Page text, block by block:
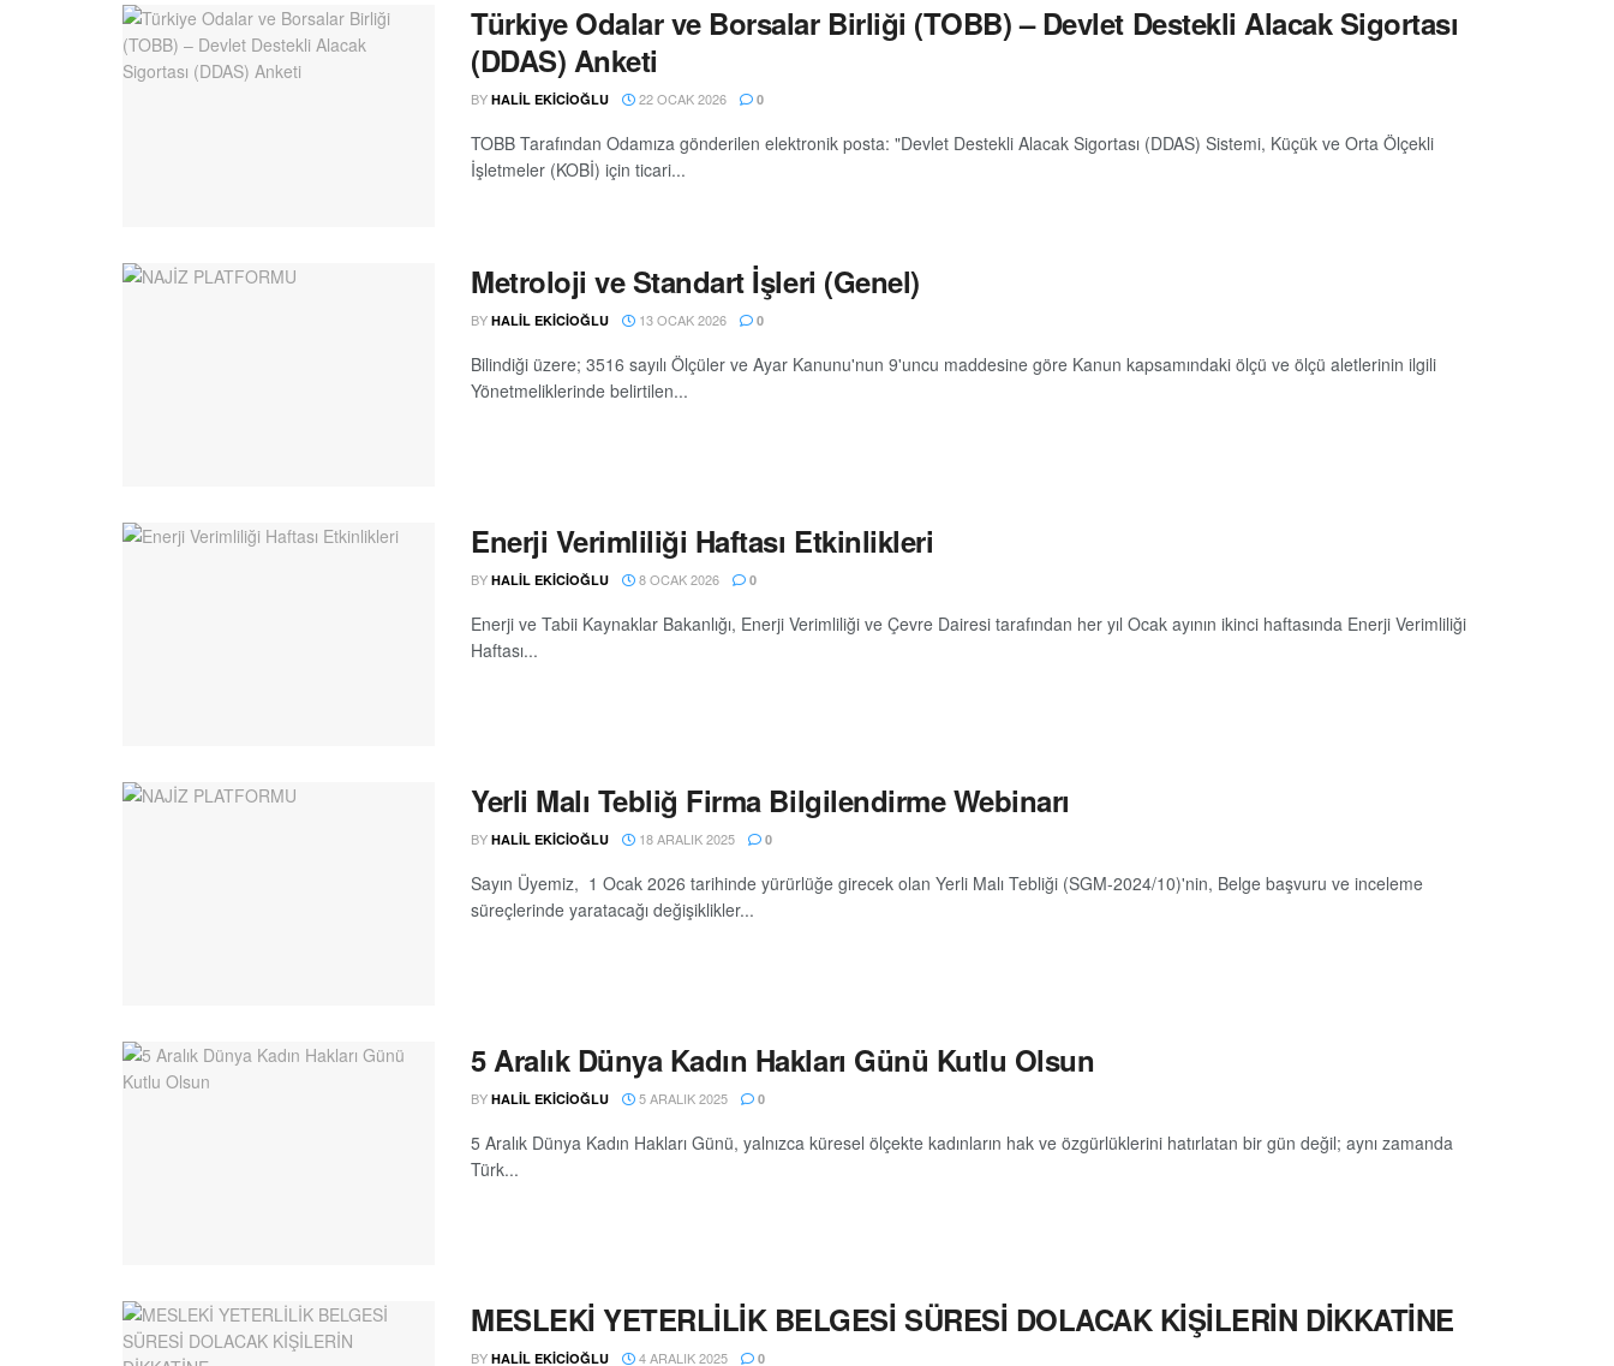
Türkiye Odalar ve Borsalar Birliği (TOBB) – Devlet Destekli Alacak Sigortası
(DDAS) Anketi
BY HALIL EKİCİOĞLU 22 OCAK 2026 0
TOBB Tarafından Odamıza gönderilen elektronik posta: "Devlet Destekli Alacak Sigortası (DDAS) Sistemi, Küçük ve Orta Ölçekli
İşletmeler (KOBİ) için ticari...
Metroloji ve Standart İşleri (Genel)
BY HALIL EKİCİOĞLU 13 OCAK 2026 0
Bilindiği üzere; 3516 sayılı Ölçüler ve Ayar Kanunu'nun 9'uncu maddesine göre Kanun kapsamındaki ölçü ve ölçü aletlerinin ilgili
Yönetmeliklerinde belirtilen...
Enerji Verimliliği Haftası Etkinlikleri
BY HALIL EKİCİOĞLU 8 OCAK 2026 0
Enerji ve Tabii Kaynaklar Bakanlığı, Enerji Verimliliği ve Çevre Dairesi tarafından her yıl Ocak ayının ikinci haftasında Enerji Verimliliği
Haftası...
Yerli Malı Tebliğ Firma Bilgilendirme Webinarı
BY HALIL EKİCİOĞLU 18 ARALIK 2025 0
Sayın Üyemiz, 1 Ocak 2026 tarihinde yürürlüğe girecek olan Yerli Malı Tebliği (SGM-2024/10)'nin, Belge başvuru ve inceleme
süreçlerinde yaratacağı değişiklikler...
5 Aralık Dünya Kadın Hakları Günü Kutlu Olsun
BY HALIL EKİCİOĞLU 5 ARALIK 2025 0
5 Aralık Dünya Kadın Hakları Günü, yalnızca küresel ölçekte kadınların hak ve özgürlüklerini hatırlatan bir gün değil; aynı zamanda
Türk...
MESLEKİ YETERLİLİK BELGESİ SÜRESİ DOLACAK KİŞİLERİN DİKKATİNE
BY HALIL EKİCİOĞLU 4 ARALIK 2025 0